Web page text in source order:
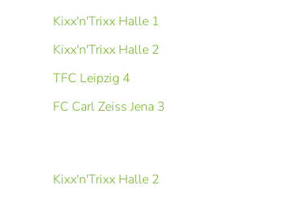
Kixx'n'Trixx Halle 1
Kixx'n'Trixx Halle 2
TFC Leipzig 4
FC Carl Zeiss Jena 3
Kixx'n'Trixx Halle 2